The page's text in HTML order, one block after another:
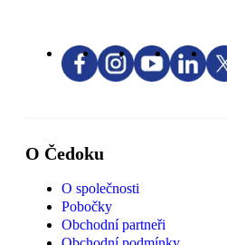
O Čedoku
O společnosti
Pobočky
Obchodní partneři